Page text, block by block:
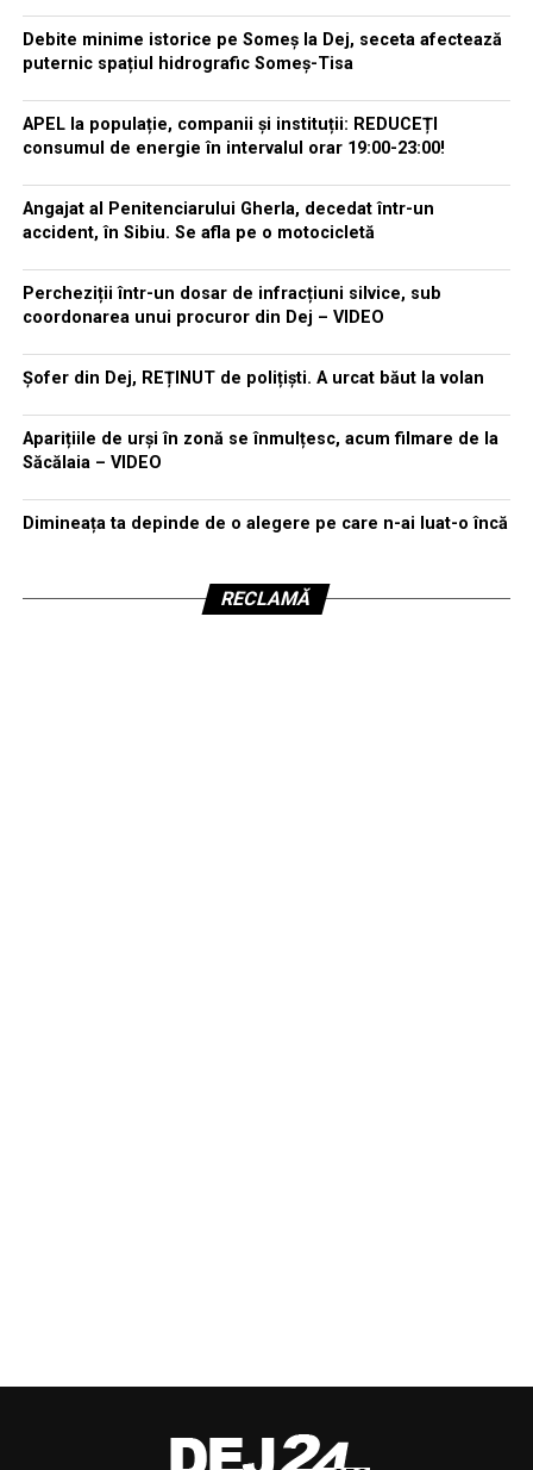
Debite minime istorice pe Someș la Dej, seceta afectează
puternic spațiul hidrografic Someș-Tisa
APEL la populație, companii și instituții: REDUCEȚI
consumul de energie în intervalul orar 19:00-23:00!
Angajat al Penitenciarului Gherla, decedat într-un
accident, în Sibiu. Se afla pe o motocicletă
Percheziții într-un dosar de infracțiuni silvice, sub
coordonarea unui procuror din Dej – VIDEO
Șofer din Dej, REȚINUT de polițiști. A urcat băut la volan
Aparițiile de urși în zonă se înmulțesc, acum filmare de la
Săcălaia – VIDEO
Dimineața ta depinde de o alegere pe care n-ai luat-o încă
RECLAMĂ